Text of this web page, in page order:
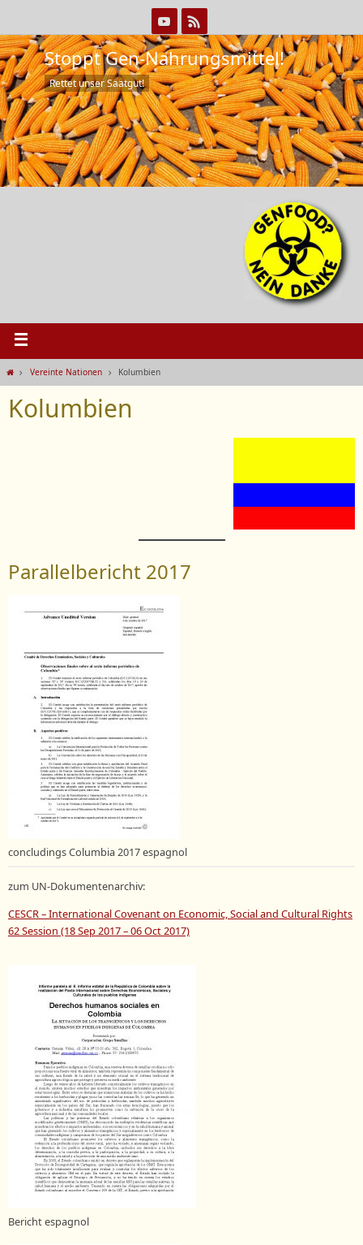
Stoppt Gen-Nahrungsmittel!
Rettet unser Saatgut!
Vereinte Nationen Kolumbien
Kolumbien
Parallelbericht 2017
concludings Columbia 2017 espagnol
zum UN-Dokumentenarchiv:
CESCR – International Covenant on Economic, Social and Cultural Rights
62 Session (18 Sep 2017 – 06 Oct 2017)
Bericht espagnol